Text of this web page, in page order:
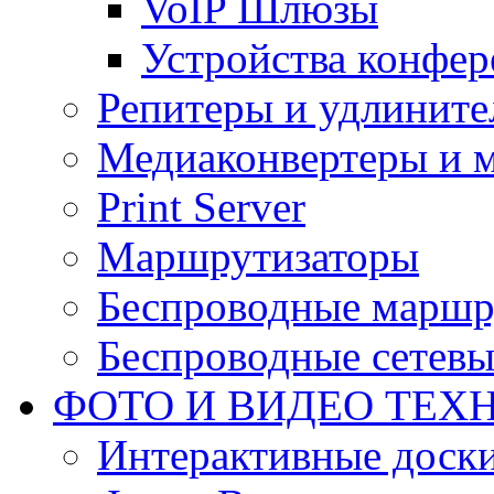
Устройства
Репитеры и
Медиаконвертеры и
Print Server
Маршрутизаторы
Беспроводные
Беспроводные
ФОТО И ВИДЕО
Интерактивные